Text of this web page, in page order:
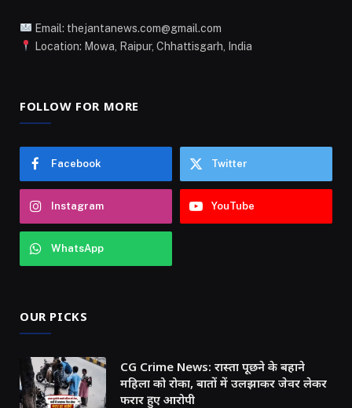
Email: thejantanews.com@gmail.com
Location: Mowa, Raipur, Chhattisgarh, India
FOLLOW FOR MORE
Facebook Twitter
Instagram YouTube
WhatsApp
OUR PICKS
CG Crime News: रास्ता पूछने के बहाने
महिला को रोका, बातों में उलझाकर जेवर लेकर
फरार हुए आरोपी